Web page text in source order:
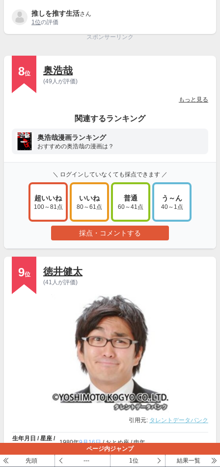
推しを推す生活さん
1位の評価
スポンサーリンク
8位 奥浩哉
(49人が評価)
もっと見る
関連するランキング
奥浩哉漫画ランキング
おすすめの奥浩哉の漫画は？
＼ ログインしていなくても採点できます ／
超いいね
100～81点
いいね
80～61点
普通
60～41点
う～ん
40～1点
採点・コメントする
9位 徳井健太
(41人が評価)
引用元: タレントデータバンク
生年月日 / 星座 /
1980年9月16日/ おとめ座 / 申年
出身地 北海道
ページ内ジャンプ
先頭
--- 1位 結果一覧